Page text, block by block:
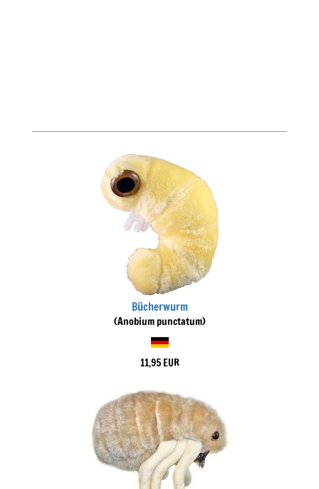
Bücherwurm
(Anobium punctatum)
11,95 EUR